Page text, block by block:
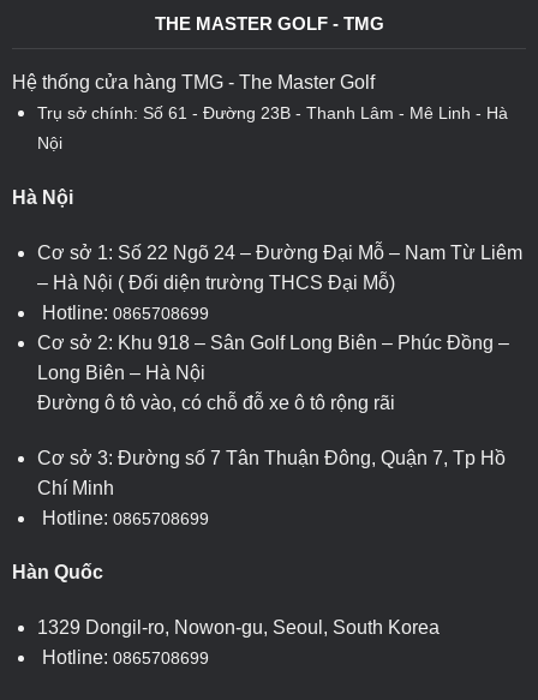
THE MASTER GOLF - TMG
Hệ thống cửa hàng TMG - The Master Golf
Trụ sở chính: Số 61 - Đường 23B - Thanh Lâm - Mê Linh - Hà
Nội
Hà Nội
Cơ sở 1: Số 22 Ngõ 24 – Đường Đại Mỗ – Nam Từ Liêm
– Hà Nội ( Đối diện trường THCS Đại Mỗ)
Hotline: 0865708699
Cơ sở 2: Khu 918 – Sân Golf Long Biên – Phúc Đồng –
Long Biên – Hà Nội
Đường ô tô vào, có chỗ đỗ xe ô tô rộng rãi
Cơ sở 3: Đường số 7 Tân Thuận Đông, Quận 7, Tp Hồ
Chí Minh
Hotline: 0865708699
Hàn Quốc
1329 Dongil-ro, Nowon-gu, Seoul, South Korea
Hotline: 0865708699